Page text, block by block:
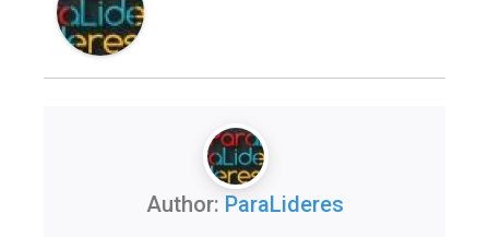
Author: ParaLideres